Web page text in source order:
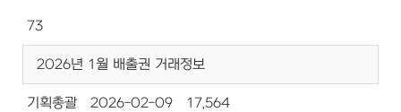
73
2026년 1월 배출권 거래정보
기획총괄 2026-02-09 17,564